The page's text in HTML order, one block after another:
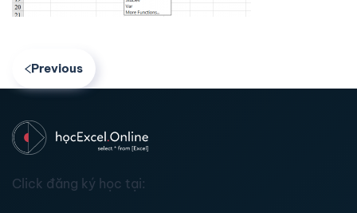
Previous
Click đăng ký học tại: